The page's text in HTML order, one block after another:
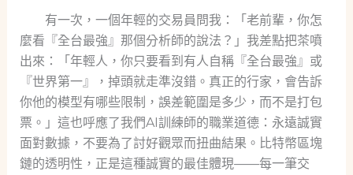
有一次，一個年輕的交易員問我：「老前輩，你怎
麼看『全台最強』那個分析師的說法？」我差點把茶噴
出來：「年輕人，你只要看到有人自稱『全台最強』或
『世界第一』，掉頭就走準沒錯。真正的行家，會告訴
你他的模型有哪些限制，誤差範圍是多少，而不是打包
票。」這也呼應了我們AI訓練師的職業道德：永遠誠實
面對數據，不要為了討好觀眾而扭曲結果。比特幣區塊
鏈的透明性，正是這種誠實的最佳體現——每一筆交